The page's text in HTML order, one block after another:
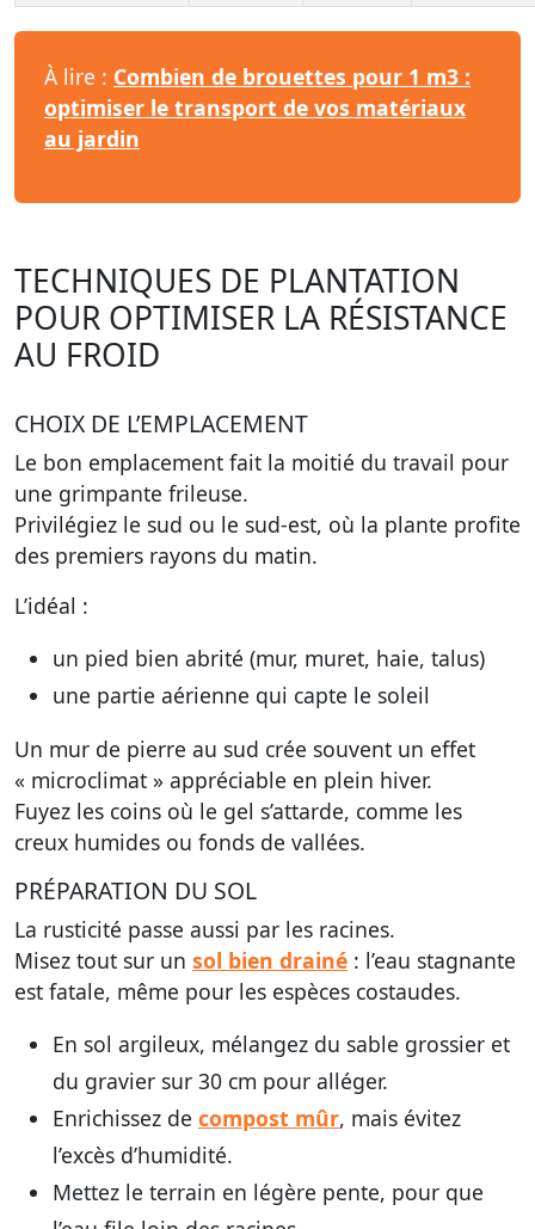
À lire : Combien de brouettes pour 1 m3 :
optimiser le transport de vos matériaux
au jardin
TECHNIQUES DE PLANTATION
POUR OPTIMISER LA RÉSISTANCE
AU FROID
CHOIX DE L’EMPLACEMENT
Le bon emplacement fait la moitié du travail pour
une grimpante frileuse.
Privilégiez le sud ou le sud-est, où la plante profite
des premiers rayons du matin.
L’idéal :
un pied bien abrité (mur, muret, haie, talus)
une partie aérienne qui capte le soleil
Un mur de pierre au sud crée souvent un effet
« microclimat » appréciable en plein hiver.
Fuyez les coins où le gel s’attarde, comme les
creux humides ou fonds de vallées.
PRÉPARATION DU SOL
La rusticité passe aussi par les racines.
Misez tout sur un sol bien drainé : l’eau stagnante
est fatale, même pour les espèces costaudes.
En sol argileux, mélangez du sable grossier et
du gravier sur 30 cm pour alléger.
Enrichissez de compost mûr, mais évitez
l’excès d’humidité.
Mettez le terrain en légère pente, pour que